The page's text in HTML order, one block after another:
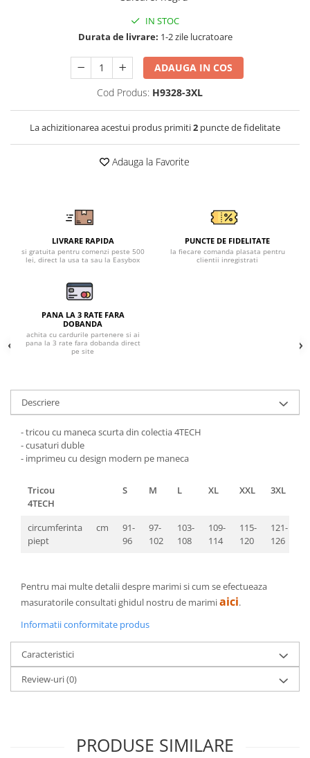
Combinezoane de lucru
Costume de ploaie impermeabile
Jachete / Bluze salopeta
Pantaloni impermeabili
Pelerine de ploaie
Pantaloni de lucru
Sorturi impermeabile
Pantaloni de lucru in talie
Jachete pentru sudura
Pantaloni de protectie
Sorturi
Pentru copii
Veste de lucru
Pentru femei
Bluze pentru femei
Fleece-uri
Halate
Pantaloni de lucru cu pieptar
Tricouri polo
IN STOC
Durata de livrare: 1-2 zile lucratoare
ADAUGA IN COS
Cod Produs: H9328-3XL
La achizitionarea acestui produs primiti2 puncte de fidelitate
Adauga la Favorite
LIVRARE RAPIDA
si gratuita pentru comenzi peste 500
lei, direct la usa ta sau la Easybox
PUNCTE DE FIDELITATE
la fiecare comanda plasata pentru
clientii inregistrati
PANA LA 3 RATE FARA
DOBANDA
achita cu cardurile partenere si ai
pana la 3 rate fara dobanda direct
pe site
Descriere
- tricou cu maneca scurta din colectia 4TECH
- cusaturi duble
- imprimeu cu design modern pe maneca
Tricou
4TECH
S M L XL XXL 3XL
circumferinta
piept
cm
91-
96
97-
102
103-
108
109-
114
115-
120
121-
126
Pentru mai multe detalii despre marimi si cum se efectueaza
masuratorile consultati ghidul nostru de marimiaici.
Informatii conformitate produs
Caracteristici
Review-uri(0)
PRODUSE SIMILARE